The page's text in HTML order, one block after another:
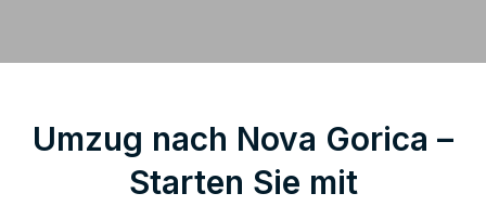
Umzug nach Nova Gorica –
Starten Sie mit